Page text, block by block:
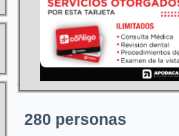
280 personas